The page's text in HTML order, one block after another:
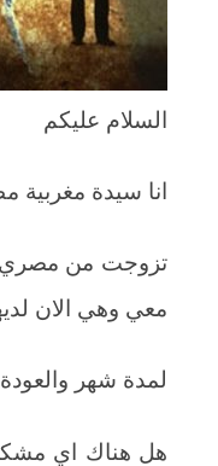
السلام عليكم
انا سيدة مغربية
تزوجت من مصري
معي وهي الان
لمدة شهر
هل هناك اي